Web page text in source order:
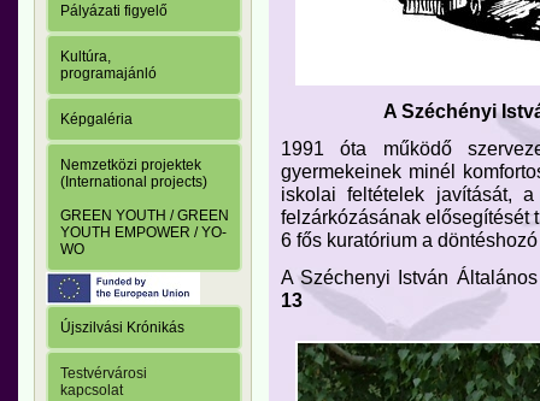
Pályázati figyelő
Kultúra,
programajánló
Képgaléria
Nemzetközi projektek
(International projects)
GREEN YOUTH / GREEN
YOUTH EMPOWER / YO-
WO
Újszilvási Krónikás
Testvérvárosi
kapcsolat
A Széchényi
1991 óta működő
gyermekeinek minél
iskolai feltételek javítását,
felzárkózásának elősegítését
6 fős kuratórium a
A Széchenyi István
13